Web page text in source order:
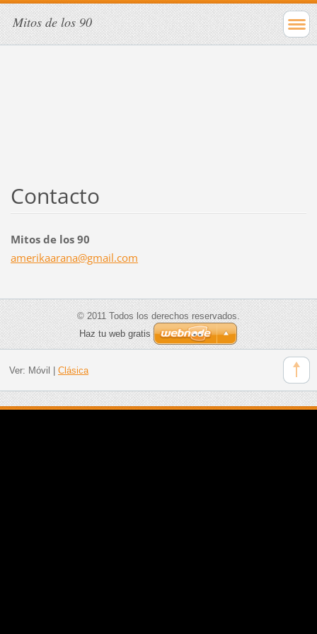
Mitos de los 90
Contacto
Mitos de los 90
amerikaarana@gmail.com
© 2011 Todos los derechos reservados.
Haz tu web gratis
Ver: Móvil Clásica